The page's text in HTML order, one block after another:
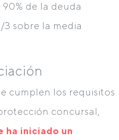
de la deuda
3 sobre la media
cumplen los requisitos
concursal,
ha iniciado un